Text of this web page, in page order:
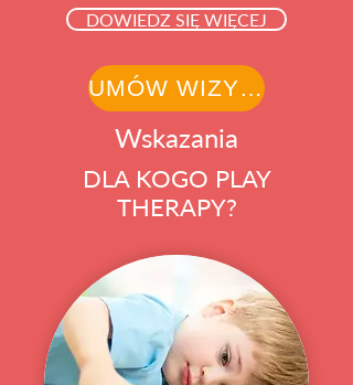
DOWIEDZ SIĘ WIĘCEJ
UMÓW WIZYTĘ
Wskazania
DLA KOGO PLAY
THERAPY?